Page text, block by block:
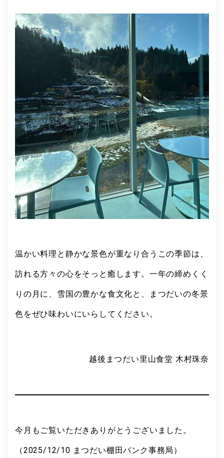
温かい料理と静かな景色が重なり合うこの季節は、
訪れる方々の心をそっと癒します。一年の締めくく
りの月に、雪国の豊かな食文化と、まつだいの冬景
色をぜひ味わいにいらしてください。
越後まつだい里山食堂 木村珠奈
今月もご覧いただきありがとうございました。
（2025/12/10 まつだい棚田バンク事務局）